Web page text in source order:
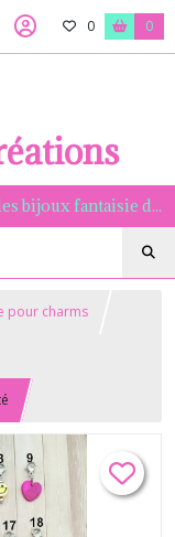
0 0
Mettez de la couleur dans votre vie avec des bijoux fantaisie de qualité, assemblés à la main dans la Manche.
pour charms